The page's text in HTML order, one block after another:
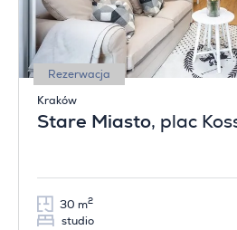
Rezerwacja
Kraków
Stare Miasto, plac
30 m2
studio